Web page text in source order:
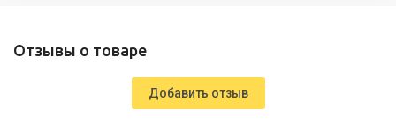
Отзывы о товаре
Добавить отзыв